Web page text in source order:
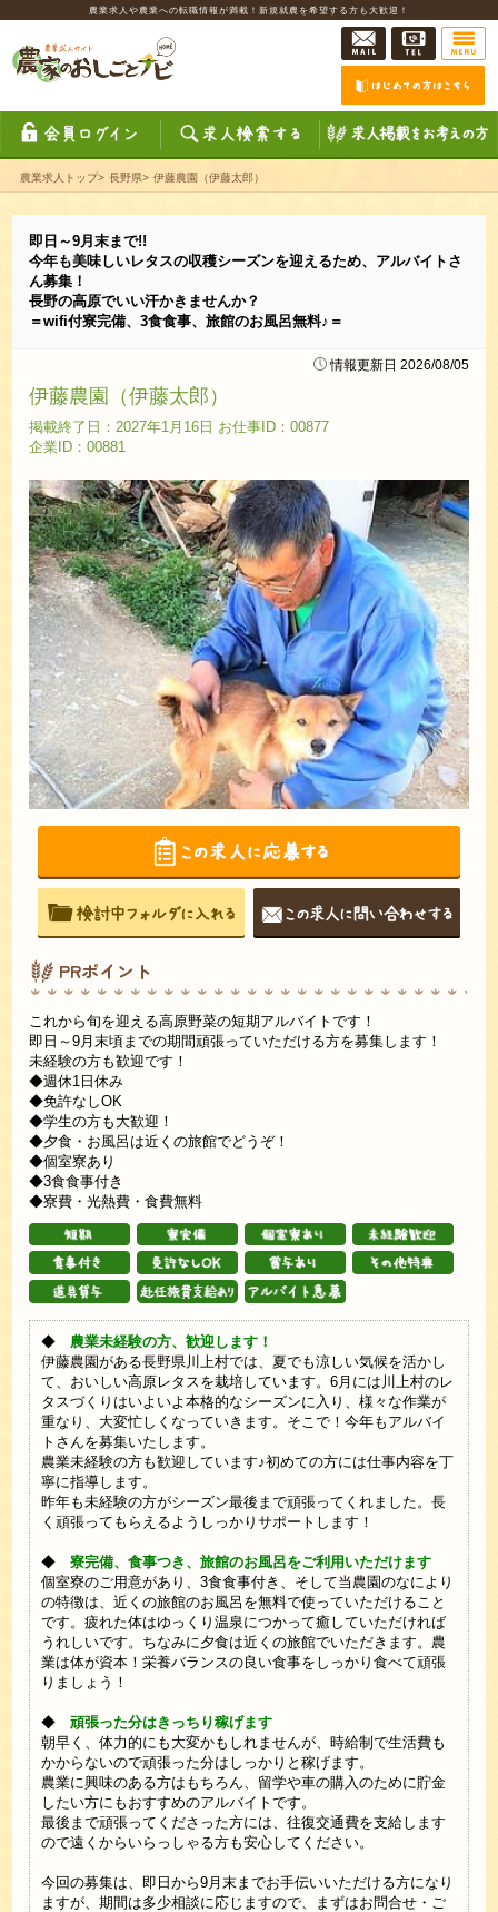
農業求人や農業への転職情報が満載！新規就農を希望する方も大歓迎！
農業求人トップ> 長野県> 伊藤農園（伊藤太郎）
即日～9月末まで!!
今年も美味しいレタスの収穫シーズンを迎えるため、アルバイトさ
ん募集！
長野の高原でいい汗かきませんか？
＝wifi付寮完備、3食食事、旅館のお風呂無料♪＝
情報更新日 2026/08/05
伊藤農園（伊藤太郎）
掲載終了日：2027年1月16日 お仕事ID：00877
企業ID：00881
PRポイント
これから旬を迎える高原野菜の短期アルバイトです！
即日～9月末頃までの期間頑張っていただける方を募集します！
未経験の方も歓迎です！
◆週休1日休み
◆免許なしOK
◆学生の方も大歓迎！
◆夕食・お風呂は近くの旅館でどうぞ！
◆個室寮あり
◆3食食事付き
◆寮費・光熱費・食費無料
◆ 農業未経験の方、歓迎します！
伊藤農園がある長野県川上村では、夏でも涼しい気候を活かし
て、おいしい高原レタスを栽培しています。6月には川上村のレ
タスづくりはいよいよ本格的なシーズンに入り、様々な作業が
重なり、大変忙しくなっていきます。そこで！今年もアルバイ
トさんを募集いたします。
農業未経験の方も歓迎しています♪初めての方には仕事内容を丁
寧に指導します。
昨年も未経験の方がシーズン最後まで頑張ってくれました。長
く頑張ってもらえるようしっかりサポートします！
◆寮完備、食事つき、旅館のお風呂をご利用いただけます
個室寮のご用意があり、3食食事付き、そして当農園のなにより
の特徴は、近くの旅館のお風呂を無料で使っていただけること
です。疲れた体はゆっくり温泉につかって癒していただければ
うれしいです。ちなみに夕食は近くの旅館でいただきます。農
業は体が資本！栄養バランスの良い食事をしっかり食べて頑張
りましょう！
◆頑張った分はきっちり稼げます
朝早く、体力的にも大変かもしれませんが、時給制で生活費も
かからないので頑張った分はしっかりと稼げます。
農業に興味のある方はもちろん、留学や車の購入のために貯金
したい方にもおすすめのアルバイトです。
最後まで頑張ってくださった方には、往復交通費を支給します
ので遠くからいらっしゃる方も安心してください。
今回の募集は、即日から9月末までお手伝いいただける方になり
ますが、期間は多少相談に応じますので、まずはお問合せ・ご